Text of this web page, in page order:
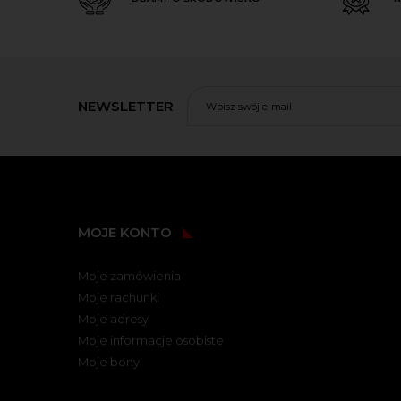
NEWSLETTER
MOJE KONTO
Moje zamówienia
Moje rachunki
Moje adresy
Moje informacje osobiste
Moje bony